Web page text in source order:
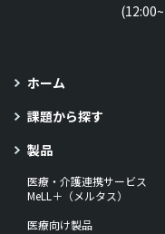
ホーム
課題から探す
製品
医療・介護連携サービス
MeLL＋（メルタス）
医療向け製品